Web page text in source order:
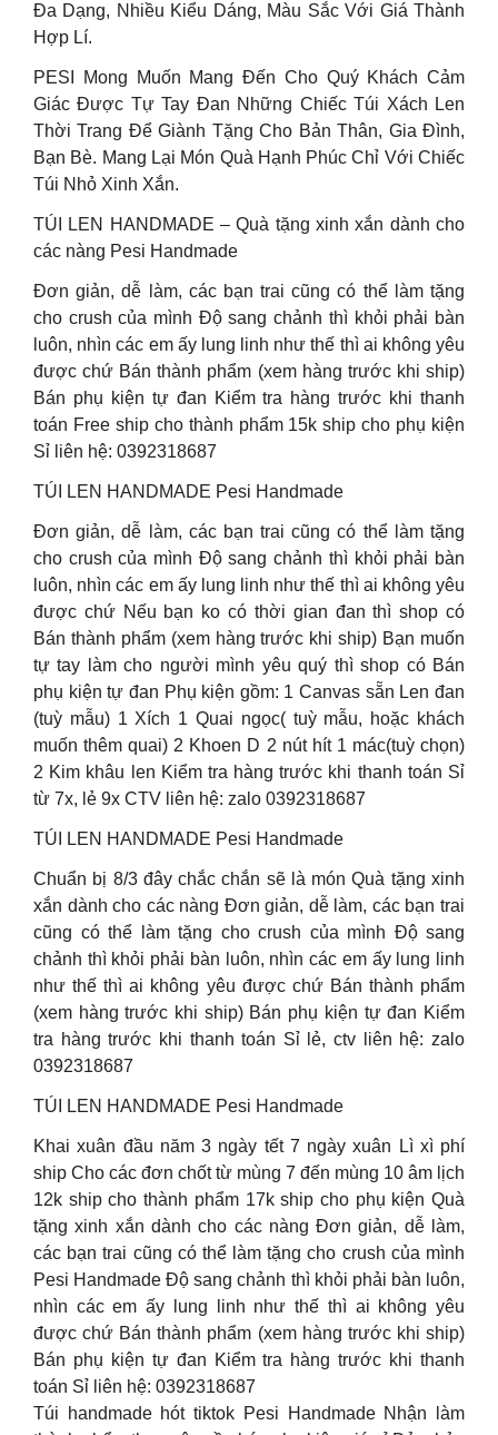
Đa Dạng, Nhiều Kiểu Dáng, Màu Sắc Với Giá Thành
Hợp Lí.
PESI Mong Muốn Mang Đến Cho Quý Khách Cảm
Giác Được Tự Tay Đan Những Chiếc Túi Xách Len
Thời Trang Để Giành Tặng Cho Bản Thân, Gia Đình,
Bạn Bè. Mang Lại Món Quà Hạnh Phúc Chỉ Với Chiếc
Túi Nhỏ Xinh Xắn.
TÚI LEN HANDMADE – Quà tặng xinh xắn dành cho
các nàng Pesi Handmade
Đơn giản, dễ làm, các bạn trai cũng có thể làm tặng
cho crush của mình Độ sang chảnh thì khỏi phải bàn
luôn, nhìn các em ấy lung linh như thế thì ai không yêu
được chứ Bán thành phẩm (xem hàng trước khi ship)
Bán phụ kiện tự đan Kiểm tra hàng trước khi thanh
toán Free ship cho thành phẩm 15k ship cho phụ kiện
Sỉ liên hệ: 0392318687
TÚI LEN HANDMADE Pesi Handmade
Đơn giản, dễ làm, các bạn trai cũng có thể làm tặng
cho crush của mình Độ sang chảnh thì khỏi phải bàn
luôn, nhìn các em ấy lung linh như thế thì ai không yêu
được chứ Nếu bạn ko có thời gian đan thì shop có
Bán thành phẩm (xem hàng trước khi ship) Bạn muốn
tự tay làm cho người mình yêu quý thì shop có Bán
phụ kiện tự đan Phụ kiện gồm: 1 Canvas sẵn Len đan
(tuỳ mẫu) 1 Xích 1 Quai ngọc( tuỳ mẫu, hoặc khách
muốn thêm quai) 2 Khoen D 2 nút hít 1 mác(tuỳ chọn)
2 Kim khâu len Kiểm tra hàng trước khi thanh toán Sỉ
từ 7x, lẻ 9x CTV liên hệ: zalo 0392318687
TÚI LEN HANDMADE Pesi Handmade
Chuẩn bị 8/3 đây chắc chắn sẽ là món Quà tặng xinh
xắn dành cho các nàng Đơn giản, dễ làm, các bạn trai
cũng có thể làm tặng cho crush của mình Độ sang
chảnh thì khỏi phải bàn luôn, nhìn các em ấy lung linh
như thế thì ai không yêu được chứ Bán thành phẩm
(xem hàng trước khi ship) Bán phụ kiện tự đan Kiểm
tra hàng trước khi thanh toán Sỉ lẻ, ctv liên hệ: zalo
0392318687
TÚI LEN HANDMADE Pesi Handmade
Khai xuân đầu năm 3 ngày tết 7 ngày xuân Lì xì phí
ship Cho các đơn chốt từ mùng 7 đến mùng 10 âm lịch
12k ship cho thành phẩm 17k ship cho phụ kiện Quà
tặng xinh xắn dành cho các nàng Đơn giản, dễ làm,
các bạn trai cũng có thể làm tặng cho crush của mình
Pesi Handmade Độ sang chảnh thì khỏi phải bàn luôn,
nhìn các em ấy lung linh như thế thì ai không yêu
được chứ Bán thành phẩm (xem hàng trước khi ship)
Bán phụ kiện tự đan Kiểm tra hàng trước khi thanh
toán Sỉ liên hệ: 0392318687
Túi handmade hót tiktok Pesi Handmade Nhận làm